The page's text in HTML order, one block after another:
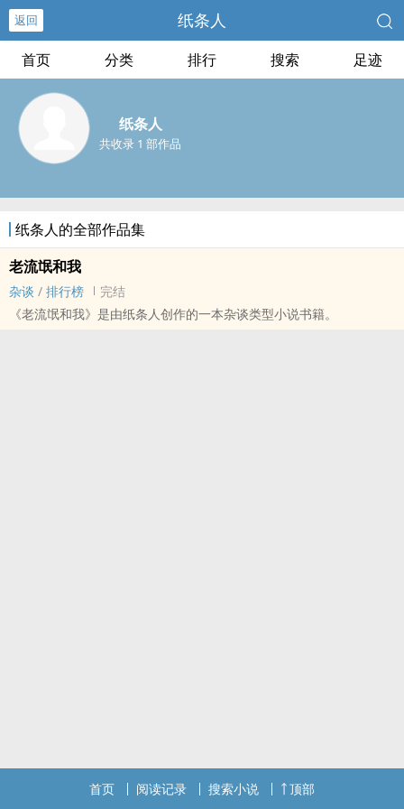
返回 纸条人
首页 分类 排行 搜索 足迹
纸条人
共收录 1 部作品
纸条人的全部作品集
老流氓和我
杂谈 / 排行榜
完结
《老流氓和我》是由纸条人创作的一本杂谈类型小说书籍。
首页 阅读记录 搜索小说 顶部